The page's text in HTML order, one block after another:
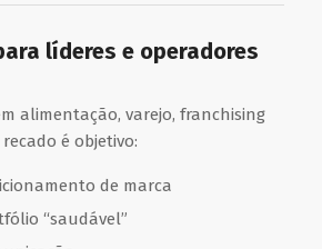
líderes e operadores
alimentação, varejo, franchising
é objetivo:
de marca
“saudável”